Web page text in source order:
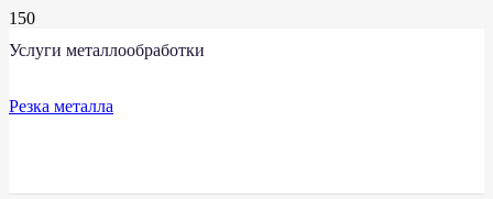
Услуги металлообработки
Резка металла